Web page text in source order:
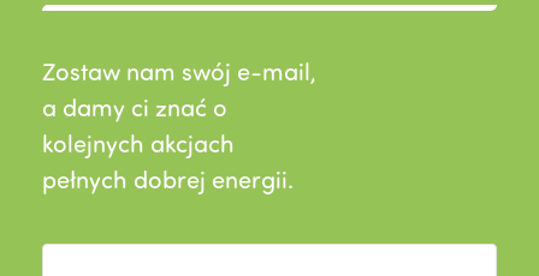
Zostaw nam swój e-mail,
a damy ci znać o
kolejnych akcjach
pełnych dobrej energii.